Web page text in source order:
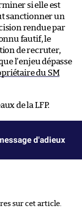
si elle est
sanctionner un
rendue par
fautif, le
de recruter,
l’enjeu dépasse
du SM
de la LFP.
d'adieux
sur cet article.